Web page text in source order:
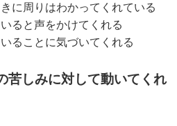
に周りはわかってくれている
ると声をかけてくれる
ることに気づいてくれる
苦しみに対して動いてくれ